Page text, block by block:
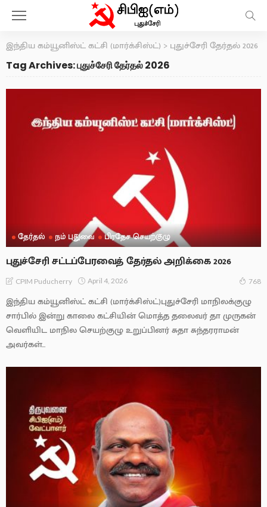
இந்திய கம்யூனிஸ்ட் கட்சி (மார்க்சிஸ்ட்) > புதுச்சேரி தேர்தல் 2026
Tag Archives: புதுச்சேரி தேர்தல் 2026
தேர்தல் நம் புதுவை பிரதேச செயற்குழு
புதுச்சேரி சட்டப்பேரவைத் தேர்தல் அறிக்கை 2026
CPIM Puducherry April 4, 2026 768
இந்திய கம்யூனிஸ்ட் கட்சி (மார்க்சிஸ்ட்)புதுச்சேரி மாநிலக்குழு
சார்பில் இன்று காலை கட்சியின் மொத்த தலைவர் தா முருகன்
வெளியிட மாநில செயற்குழு உறுப்பினர் சுதா சுந்தரராமன்
அவர்கள்...